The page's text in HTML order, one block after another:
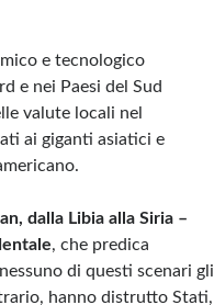
e tecnologico
e nei Paesi del Sud
valute locali nel
ai giganti asiatici e
dalla Libia alla Siria –
, che predica
di questi scenari gli
hanno distrutto Stati,